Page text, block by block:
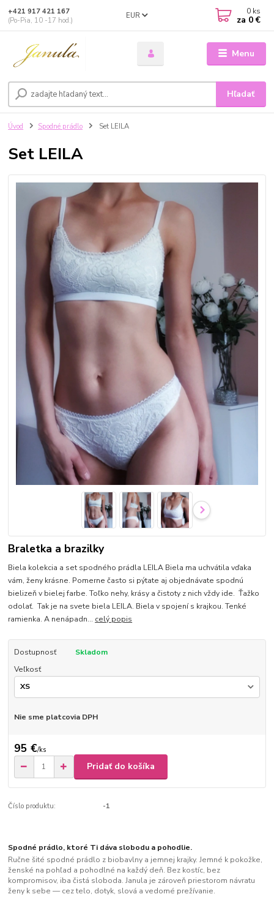
Menu
EUR
Hľadať
+421 917 421 167
(Po-Pia, 10 -17 hod.)
0 ks
za 0 €
Úvod Spodné prádlo Set LEILA
Set LEILA
Braletka a brazilky
Biela kolekcia a set spodného prádla LEILA Biela ma uchvátila vďaka
vám, ženy krásne. Pomerne často si pýtate aj objednávate spodnú
bielizeň v bielej farbe. Toľko nehy, krásy a čistoty z nich vždy ide. Ťažko
odolať. Tak je na svete biela LEILA. Biela v spojení s krajkou. Tenké
ramienka. A nenápadn... celý popis
Dostupnosť
Skladom
Veľkosť
Nie sme platcovia DPH
95 €/ks
Pridať do košíka
Číslo produktu: -1
Spodné prádlo, ktoré Ti dáva slobodu a pohodlie.
Ručne šité spodné prádlo z biobavlny a jemnej krajky. Jemné k pokožke,
ženské na pohľad a pohodlné na každý deň. Bez kostíc, bez
kompromisov, iba čistá sloboda. Janula je zároveň priestorom návratu
ženy k sebe — cez telo, dotyk, slová a vedomé prežívanie.